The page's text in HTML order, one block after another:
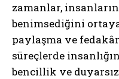
zamanlar,
benimsediğini
paylaşma ve
süreçlerde
bencillik ve